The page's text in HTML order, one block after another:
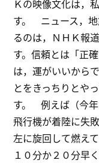
Ｋの映像文化は，
す。 ニュース，地
るのは，ＮＨＫ報
す。信頼とは「正
は，運がいいから
とをきっちりとや
す。 例えば（今
飛行機が着陸に失
左に旋回して燃え
１０分か２０分早